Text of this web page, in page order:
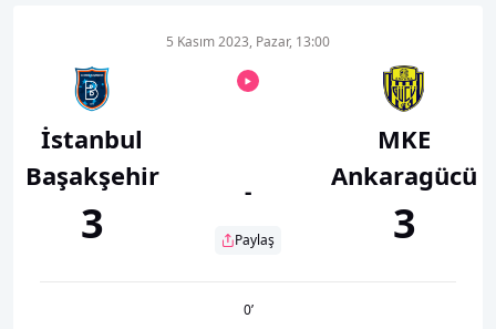
İstanbul
Başakşehir
3
5 Kasım 2023, Pazar, 13:00
-
Paylaş
MKE
Ankaragücü
3
0’